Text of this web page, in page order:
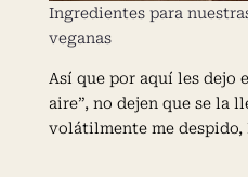
Ingredientes para
veganas
Así que por aquí les dejo
aire”, no dejen que se la
volátilmente me despido,